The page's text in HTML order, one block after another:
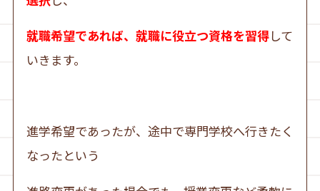
就職希望であれば、就職に役立つ資格を習得して
いきます。
進学希望であったが、途中で専門学校へ行きたく
なったという